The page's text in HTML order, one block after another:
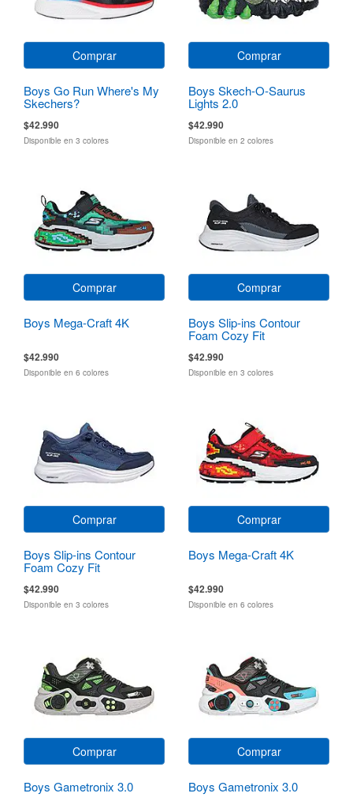
Comprar
Boys Go Run Where's My
Skechers?
$42.990
Disponible en 3 colores
Comprar
Boys Skech-O-Saurus
Lights 2.0
$42.990
Disponible en 2 colores
Comprar
Boys Mega-Craft 4K
$42.990
Disponible en 6 colores
Comprar
Boys Slip-ins Contour
Foam Cozy Fit
$42.990
Disponible en 3 colores
Comprar
Boys Slip-ins Contour
Foam Cozy Fit
$42.990
Disponible en 3 colores
Comprar
Boys Mega-Craft 4K
$42.990
Disponible en 6 colores
Comprar
Boys Gametronix 3.0
Comprar
Boys Gametronix 3.0